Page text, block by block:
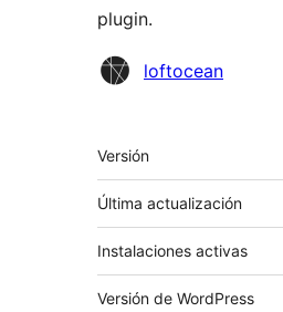
plugin.
Colaboradores
loftocean
Meta
Versión
Última actualización
Instalaciones activas
Versión de WordPress